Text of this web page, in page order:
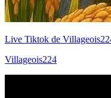
Live Tiktok de
Villageois224